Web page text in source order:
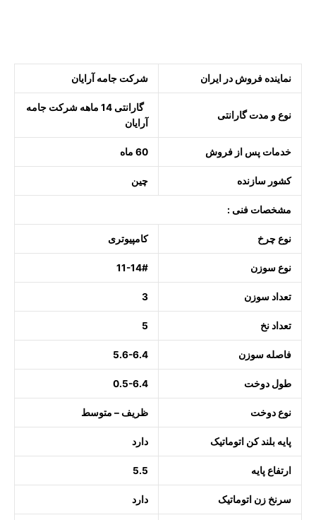
نماینده فروش در ایران شرکت جامه آرایان
نوع و مدت گارانتی
گارانتی 14 ماهه شرکت جامه
آرایان
خدمات پس از فروش 60 ماه
کشور سازنده چین
مشخصات فنی :
نوع چرخ کامپیوتری
نوع سوزن 11-14#
تعداد سوزن 3
تعداد نخ 5
فاصله سوزن 5.6-6.4
طول دوخت 0.5-6.4
نوع دوخت ظریف –متوسط
پایه بلند کن اتوماتیک دارد
ارتفاع پایه 5.5
سرنخ زن اتوماتیک دارد